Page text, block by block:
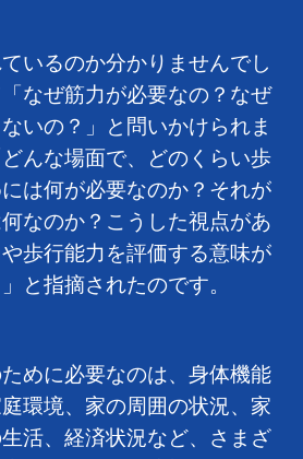
いるのか分かりませんでし
なぜ筋力が必要なの？なぜ
いの？」と問いかけられま
んな場面で、どのくらい歩
は何が必要なのか？それが
なのか？こうした視点があ
歩行能力を評価する意味が
と指摘されたのです。
めに必要なのは、身体機能
環境、家の周囲の状況、家
活、経済状況など、さまざ